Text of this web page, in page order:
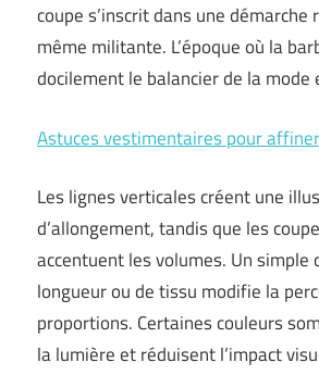
coupe s’inscrit dans une
même militante. L’époque où la
docilement le balancier de la
Astuces vestimentaires pour
Les lignes verticales créent une
d’allongement, tandis que les
accentuent les volumes. Un simple
longueur ou de tissu modifie la
proportions. Certaines couleurs
la lumière et réduisent l’impact